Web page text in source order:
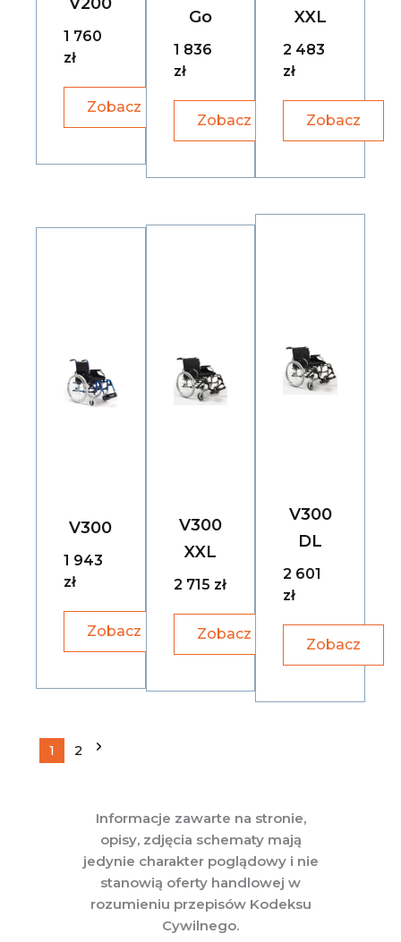
1 760
zł
Zobacz
Go
1 836
zł
Zobacz
XXL
2 483
zł
Zobacz
V300
1 943
zł
Zobacz
V300
XXL
2 715 zł
Zobacz
V300
DL
2 601
zł
Zobacz
1 2
Informacje zawarte na stronie,
opisy, zdjęcia schematy mają
jedynie charakter poglądowy i nie
stanowią oferty handlowej w
rozumieniu przepisów Kodeksu
Cywilnego.